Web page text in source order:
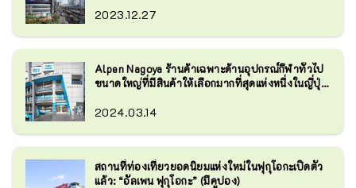
2023.12.27
Alpen Nagoya ร้านค้าเฉพาะด้านอุปกรณ์กีฬาทั่วไป
ขนาดใหญ่ที่มีสินค้าให้เลือกมากที่สุดแห่งหนึ่งในญี่ปุ่น
2024.03.14
สถานที่ท่องเที่ยวยอดนิยมแห่งใหม่ในฟุกุโอกะเปิดตัว
แล้ว: “อัลเพน ฟุกุโอกะ” (มีคูปอง)